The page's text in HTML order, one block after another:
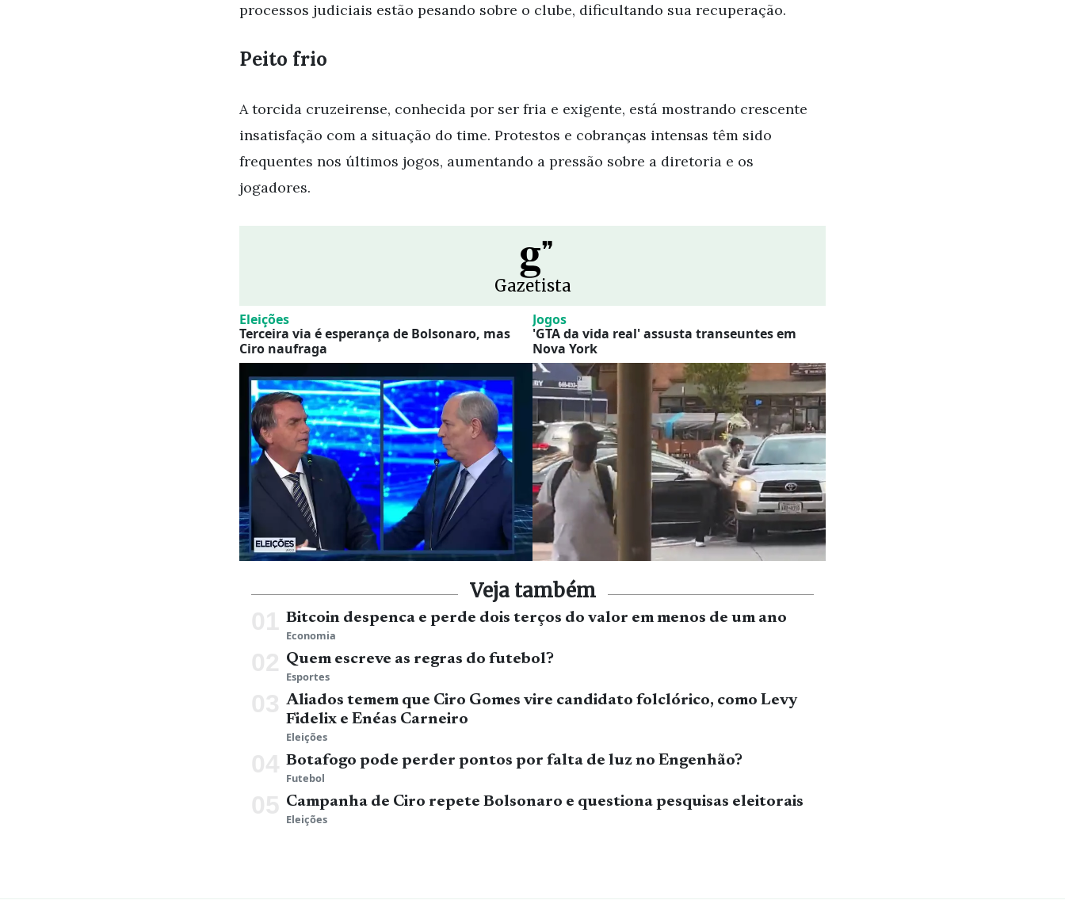
processos judiciais estão pesando sobre o clube, dificultando sua recuperação.
Peito frio
A torcida cruzeirense, conhecida por ser fria e exigente, está mostrando crescente
insatisfação com a situação do time. Protestos e cobranças intensas têm sido
frequentes nos últimos jogos, aumentando a pressão sobre a diretoria e os
jogadores.
g❞
Gazetista
Eleições
Terceira via é esperança de Bolsonaro, mas
Ciro naufraga
Teto de concreto
Jogos
'GTA da vida real' assusta transeuntes em
Nova York
Veja também
Bitcoin despenca e perde dois terços do valor em menos de um ano
Economia
Quem escreve as regras do futebol?
Esportes
Aliados temem que Ciro Gomes vire candidato folclórico, como Levy
Fidelix e Enéas Carneiro
Eleições
Botafogo pode perder pontos por falta de luz no Engenhão?
Futebol
Campanha de Ciro repete Bolsonaro e questiona pesquisas eleitorais
Eleições